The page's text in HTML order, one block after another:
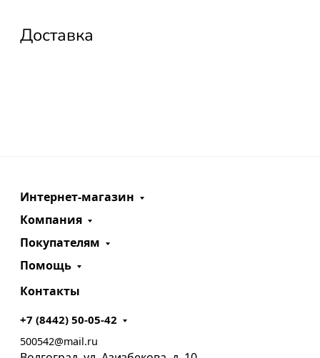
Доставка
Интернет-магазин
Компания
Покупателям
Помощь
Контакты
+7 (8442) 50-05-42
500542@mail.ru